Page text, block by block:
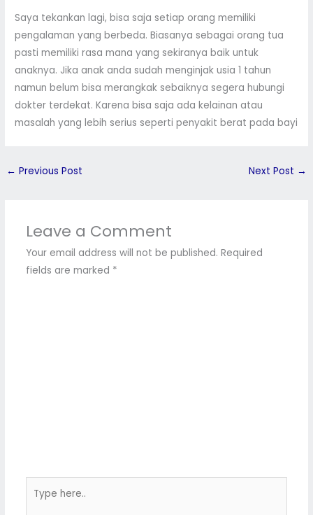
Saya tekankan lagi, bisa saja setiap orang memiliki
pengalaman yang berbeda. Biasanya sebagai orang tua
pasti memiliki rasa mana yang sekiranya baik untuk
anaknya. Jika anak anda sudah menginjak usia 1 tahun
namun belum bisa merangkak sebaiknya segera hubungi
dokter terdekat. Karena bisa saja ada kelainan atau
masalah yang lebih serius seperti penyakit berat pada bayi
← Previous Post Next Post →
Leave a Comment
Your email address will not be published. Required
fields are marked *
here..